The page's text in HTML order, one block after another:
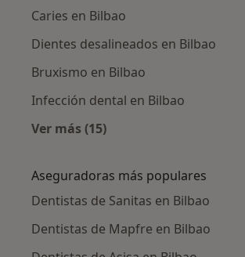
Caries en Bilbao
Dientes desalineados en Bilbao
Bruxismo en Bilbao
Infección dental en Bilbao
Ver más (15)
Aseguradoras más populares
Dentistas de Sanitas en Bilbao
Dentistas de Mapfre en Bilbao